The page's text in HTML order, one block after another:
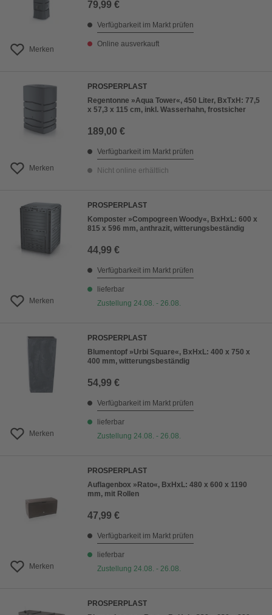
Merken
79,99 €
Verfügbarkeit im Markt prüfen
Online ausverkauft
Merken
PROSPERPLAST
Regentonne »Aqua Tower«, 450 Liter, BxTxH: 77,5
x 57,3 x 115 cm, inkl. Wasserhahn, frostsicher
189,00 €
Verfügbarkeit im Markt prüfen
Nicht online erhältlich
Merken
PROSPERPLAST
Komposter »Compogreen Woody«, BxHxL: 600 x
815 x 596 mm, anthrazit, witterungsbeständig
44,99 €
Verfügbarkeit im Markt prüfen
lieferbar
Zustellung 24.08. - 26.08.
Merken
PROSPERPLAST
Blumentopf »Urbi Square«, BxHxL: 400 x 750 x
400 mm, witterungsbeständig
54,99 €
Verfügbarkeit im Markt prüfen
lieferbar
Zustellung 24.08. - 26.08.
Merken
PROSPERPLAST
Auflagenbox »Rato«, BxHxL: 480 x 600 x 1190
mm, mit Rollen
47,99 €
Verfügbarkeit im Markt prüfen
lieferbar
Zustellung 24.08. - 26.08.
PROSPERPLAST